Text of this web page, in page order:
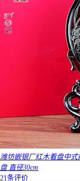
潍坊嵌银厂红木看盘中
盘 直径30cm
21条评价